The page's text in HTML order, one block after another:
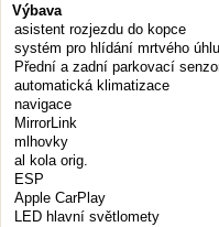
Výbava
asistent rozjezdu do kopce
systém pro hlídání mrtvého úhlu
Přední a zadní parkovací
automatická klimatizace
navigace
MirrorLink
mlhovky
al kola orig.
ESP
Apple CarPlay
LED hlavní světlomety